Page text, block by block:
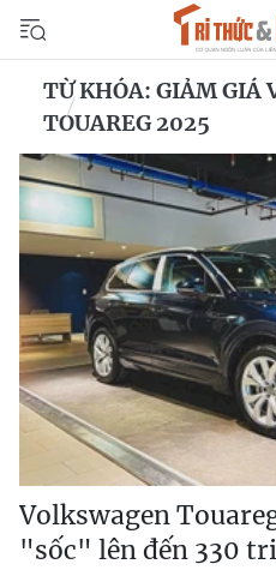
TỪ KHÓA: GIẢM GIÁ
TOUAREG 2025
Volkswagen
"sốc" lên đến 330